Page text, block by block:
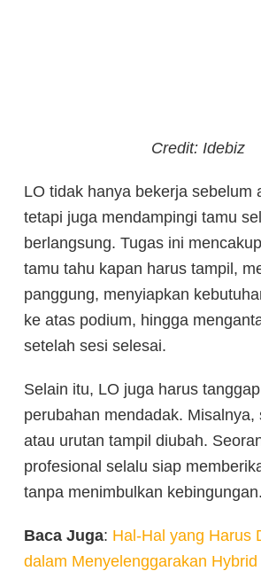
Credit: Idebiz
LO tidak hanya bekerja sebelum
tetapi juga mendampingi tamu
berlangsung. Tugas ini
tamu tahu kapan harus tampil,
panggung, menyiapkan
ke atas podium, hingga
setelah sesi selesai.
Selain itu, LO juga harus
perubahan mendadak. Misalnya,
atau urutan tampil diubah.
profesional selalu siap
tanpa menimbulkan kebingungan.
Baca Juga: Hal-Hal yang Harus
dalam Menyelenggarakan